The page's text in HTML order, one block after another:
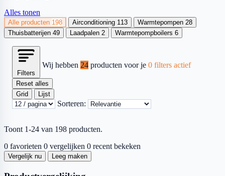
Alles tonen
Alle producten 198 Airconditioning 113 Warmtepompen 28
Thuisbatterijen 49 Laadpalen 2 Warmtepompboilers 6
Filters
Wij hebben 24 producten voor je 0 filters actief
Reset alles
Grid
Lijst
Sorteren:
Toont 1-24 van 198 producten.
0 favorieten 0 vergelijken 0 recent bekeken
Vergelijk nu Leeg maken